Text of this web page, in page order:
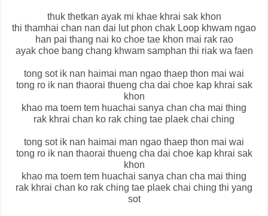
thuk thetkan ayak mi khae khrai sak khon
thi thamhai chan nan dai lut phon chak Loop khwam ngao
han pai thang nai ko choe tae khon mai rak rao
ayak choe bang chang khwam samphan thi riak wa faen
tong sot ik nan haimai man ngao thaep thon mai wai
tong ro ik nan thaorai thueng cha dai choe kap khrai sak
khon
khao ma toem tem huachai sanya chan cha mai thing
rak khrai chan ko rak ching tae plaek chai ching
tong sot ik nan haimai man ngao thaep thon mai wai
tong ro ik nan thaorai thueng cha dai choe kap khrai sak
khon
khao ma toem tem huachai sanya chan cha mai thing
rak khrai chan ko rak ching tae plaek chai ching thi yang
sot